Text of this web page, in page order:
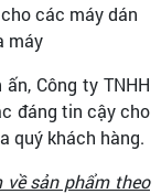
các máy dán
máy
Công ty TNHH
đáng tin cậy cho
quý khách hàng.
về sản phẩm theo